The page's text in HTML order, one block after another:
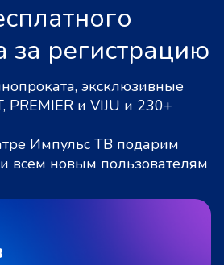
за регистрацию
эксклюзивные
PREMIER и VIJU и 230+
Импульс ТВ подарим
всем новым пользователям